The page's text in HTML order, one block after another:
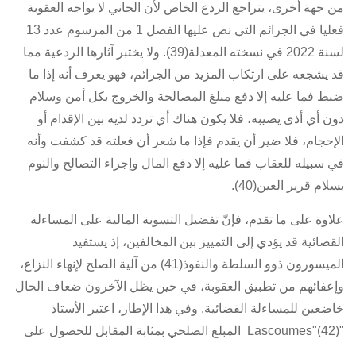
من جهة أخرى، يتراجع الردع الخاص لأن الجاني لا يواجه العقوبة
فعليا في الجرائم التي نص عليها
الفصل 1 من المرسوم عدد 13
لسنة 2022
في نسخته المعدلة(39). ولا يختبر آثارها الردعية مما
قد يشجعه على ارتكاب المزيد من الجرائم، فهو يعرف أنه إذا ما
ضبط فما عليه إلا دفع مبلغ المصالحة والخروج بكل أمن وسلام
دون أي أذى يصيبه، فلا يكون هناك أي تردد لديه بين الإقدام أو
الإحجام، فلا ضير أن يقدم فإذا ما شعر أن فعلته قد كشفت وأنه
في سبيله للعقاب فما عليه إلا دفع المال وإجراء التصالح والنوم
بسلام قرير العين(40).
علاوة على ما تقدم، فإنّ تفضيل التسوية المالية على المساءلة
القضائية قد يؤدي إلى التمييز بين المخالفين، إذ يستفيد
الميسورون ذوو السلطة والنفوذ(41) من آلية الصلح لإنهاء النزاع،
وإعفائهم من تطبيق العقوبة، في حين يظل الآخرون ضعاف الحال
خاضعين للمساءلة القضائية. وفي هذا الإطار، اعتبر الأستاذ
"Lascoumes"(42) المبلغ الصلحي بمثابة المقابل للحصول على